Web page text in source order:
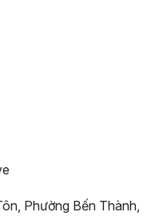
Phường Bến Thành,